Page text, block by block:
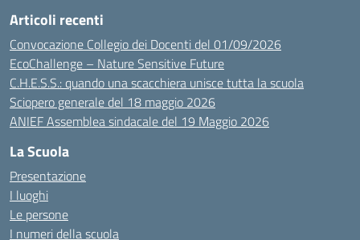
Articoli recenti
Convocazione Collegio dei Docenti del 01/09/2026
EcoChallenge – Nature Sensitive Future
C.H.E.S.S.: quando una scacchiera unisce tutta la scuola
Sciopero generale del 18 maggio 2026
ANIEF Assemblea sindacale del 19 Maggio 2026
La Scuola
Presentazione
I luoghi
Le persone
I numeri della scuola